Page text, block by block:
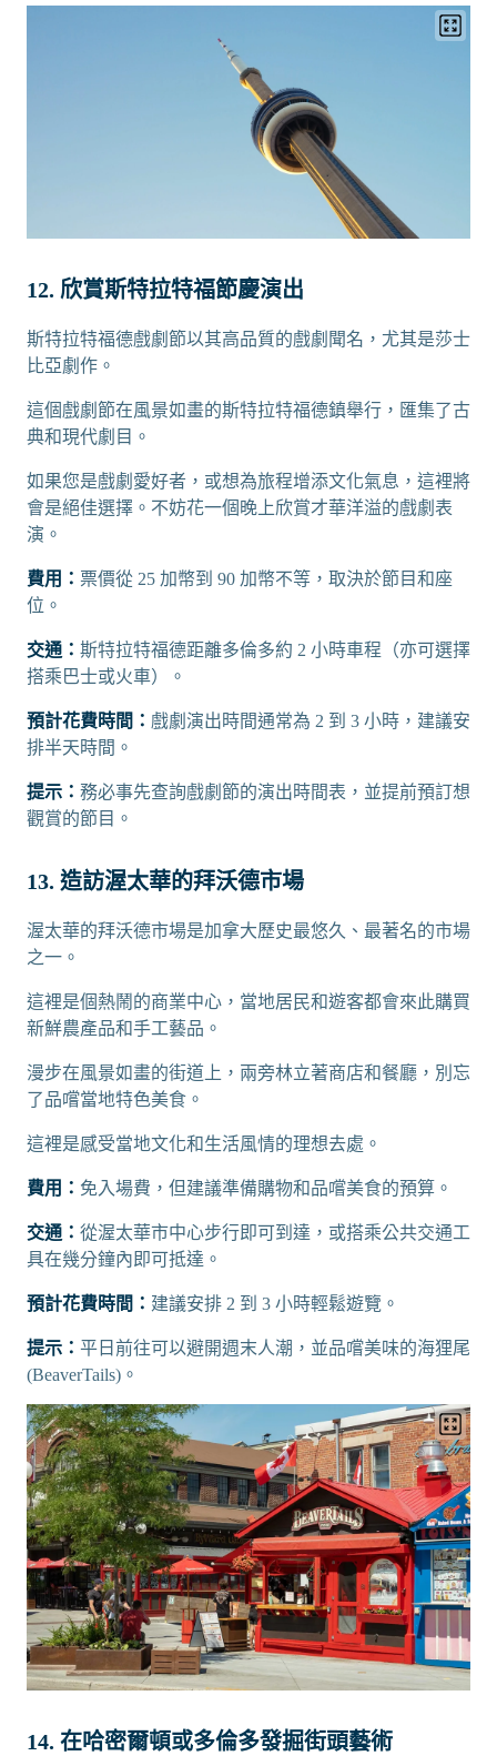
12. 欣賞斯特拉特福節慶演出
斯特拉特福德戲劇節以其高品質的戲劇聞名，尤其是莎士
比亞劇作。
這個戲劇節在風景如畫的斯特拉特福德鎮舉行，匯集了古
典和現代劇目。
如果您是戲劇愛好者，或想為旅程增添文化氣息，這裡將
會是絕佳選擇。不妨花一個晚上欣賞才華洋溢的戲劇表
演。
費用： 票價從 25 加幣到 90 加幣不等，取決於節目和座
位。
交通： 斯特拉特福德距離多倫多約 2 小時車程（亦可選擇
搭乘巴士或火車）。
預計花費時間： 戲劇演出時間通常為 2 到 3 小時，建議安
排半天時間。
提示： 務必事先查詢戲劇節的演出時間表，並提前預訂想
觀賞的節目。
13. 造訪渥太華的拜沃德市場
渥太華的拜沃德市場是加拿大歷史最悠久、最著名的市場
之一。
這裡是個熱鬧的商業中心，當地居民和遊客都會來此購買
新鮮農產品和手工藝品。
漫步在風景如畫的街道上，兩旁林立著商店和餐廳，別忘
了品嚐當地特色美食。
這裡是感受當地文化和生活風情的理想去處。
費用： 免入場費，但建議準備購物和品嚐美食的預算。
交通： 從渥太華市中心步行即可到達，或搭乘公共交通工
具在幾分鐘內即可抵達。
預計花費時間： 建議安排 2 到 3 小時輕鬆遊覽。
提示： 平日前往可以避開週末人潮，並品嚐美味的海狸尾
(BeaverTails)。
14. 在哈密爾頓或多倫多發掘街頭藝術